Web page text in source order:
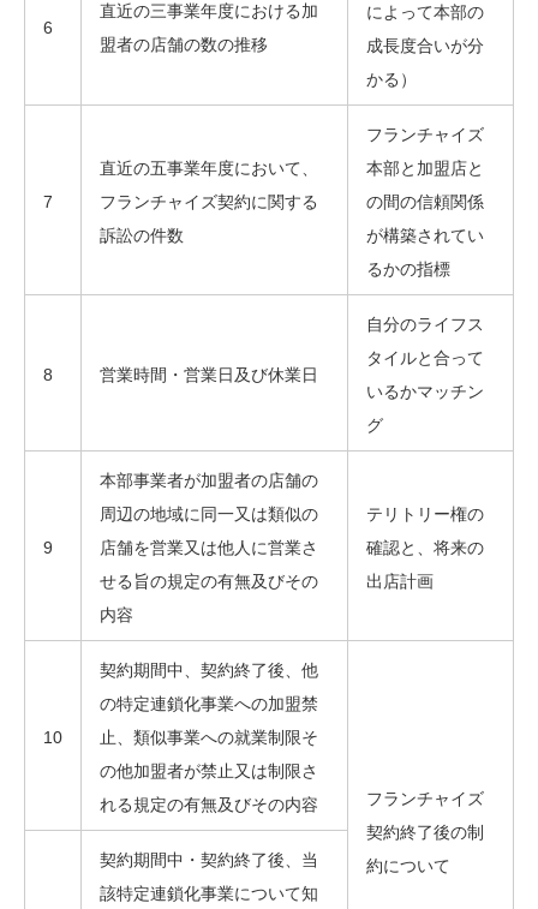
によって本部の
成長度合いが分
かる）
6
直近の三事業年度における加
盟者の店舗の数の推移
7
直近の五事業年度において、
フランチャイズ契約に関する
訴訟の件数
フランチャイズ
本部と加盟店と
の間の信頼関係
が構築されてい
るかの指標
8 営業時間・営業日及び休業日
自分のライフス
タイルと合って
いるかマッチン
グ
9
本部事業者が加盟者の店舗の
周辺の地域に同一又は類似の
店舗を営業又は他人に営業さ
せる旨の規定の有無及びその
内容
テリトリー権の
確認と、将来の
出店計画
10
契約期間中、契約終了後、他
の特定連鎖化事業への加盟禁
止、類似事業への就業制限そ
の他加盟者が禁止又は制限さ
れる規定の有無及びその内容
フランチャイズ
契約終了後の制
約について
契約期間中・契約終了後、当
該特定連鎖化事業について知